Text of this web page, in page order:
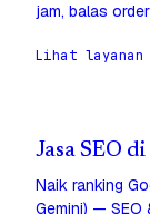
jam, balas
Lihat layanan
Jasa SEO
Naik ranking
Gemini) — SEO